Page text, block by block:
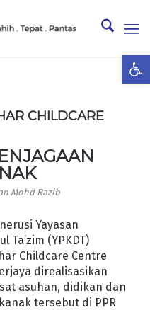
CHILDCARE
Mohd Razib
Yayasan
Ta’zim (YPKDT)
Childcare Centre
direalisasikan
asuhan, didikan dan
tersebut di PPR